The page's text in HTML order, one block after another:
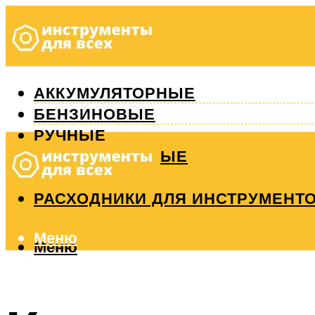
АККУМУЛЯТОРНЫЕ
БЕНЗИНОВЫЕ
РУЧНЫЕ
ИЗМЕРИТЕЛЬНЫЕ
РЕМОНТ
РАСХОДНИКИ ДЛЯ
Меню
Меню